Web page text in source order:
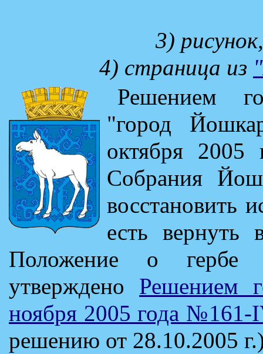
3)
4) страница из
Решением
"город
октября 2005
Собрания
восстановить
есть вернуть
Положение о гербе
утверждено Решением
ноября 2005 года №161-
решению от 28.10.2005